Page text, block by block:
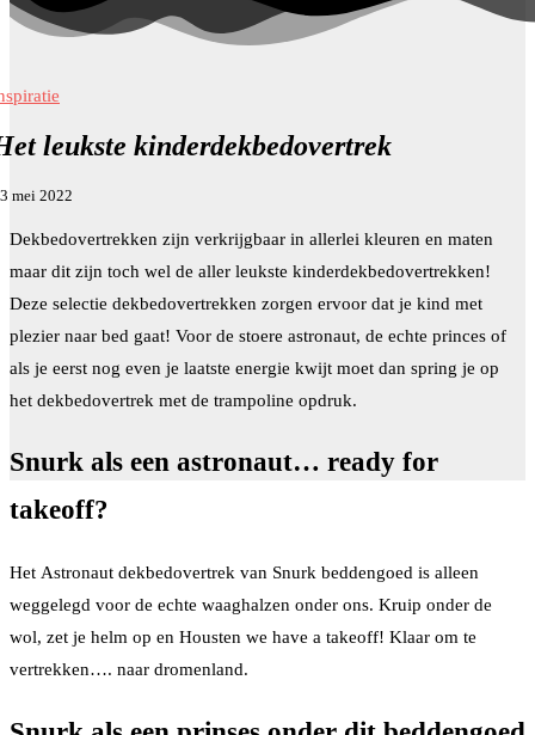
leukste kinderdekbedovertrek
mei 2022
Dekbedovertrekken zijn verkrijgbaar in allerlei kleuren en maten
maar dit zijn toch wel de aller leukste kinderdekbedovertrekken!
Deze selectie dekbedovertrekken zorgen ervoor dat je kind met
plezier naar bed gaat! Voor de stoere astronaut, de echte princes of
als je eerst nog even je laatste energie kwijt moet dan spring je op
het dekbedovertrek met de trampoline opdruk.
Snurk als een astronaut… ready for
takeoff?
Het Astronaut dekbedovertrek van Snurk beddengoed is alleen
weggelegd voor de echte waaghalzen onder ons. Kruip onder de
wol, zet je helm op en Housten we have a takeoff! Klaar om te
vertrekken…. naar dromenland.